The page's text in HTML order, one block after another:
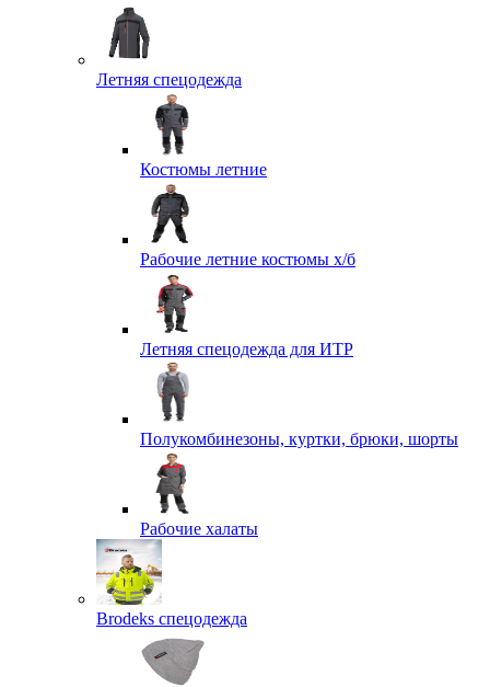
Летняя спецодежда
Костюмы летние
Рабочие летние костюмы х/б
Летняя спецодежда для ИТР
Полукомбинезоны, куртки, брюки, шорты
Рабочие халаты
Brodeks спецодежда